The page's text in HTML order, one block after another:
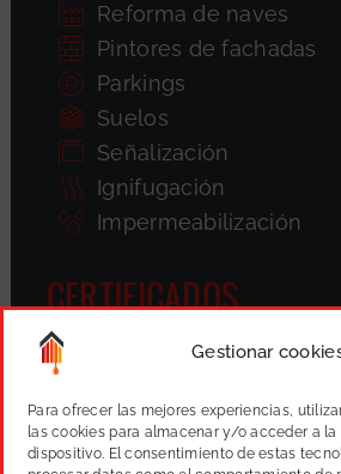
Gestionar
Para ofrecer las mejores experiencias,
las cookies para almacenar y/o acceder a
dispositivo. El consentimiento de estas
Reforma de naves
Pintores de fachadas
Parkings
Suelos
Señalización
Ignifugación
Impermeabilización
CERTIFICADOS